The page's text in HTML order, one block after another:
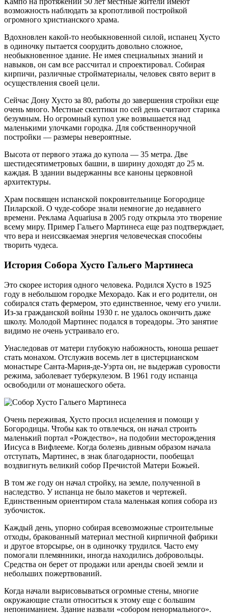
возможность наблюдать за кропотливой постройкой
огромного христианского храма.
Вдохновлен какой-то необыкновенной силой, испанец Хусто
в одиночку пытается соорудить довольно сложное,
необыкновенное здание. Не имея специальных знаний и
навыков, он сам все рассчитал и спроектировал. Собирая
кирпичи, различные стройматериалы, человек свято верит в
осуществления своей цели.
Сейчас Дону Хусто за 80, работы до завершения стройки еще
очень много. Местные скептики по сей день считают старика
безумным. Но огромный купол уже возвышается над
маленькими улочками городка. Для собственноручной
постройки — размеры невероятные.
Высота от первого этажа до купола — 35 метра. Две
шестидесятиметровых башни, в ширину доходят до 25 м.
каждая. В здании выдержанны все каноны церковной
архитектуры.
Храм посвящен испанской покровительнице Богородице
Пиларской. О чуде-соборе знали немногие до недавнего
времени. Реклама Aquariusа в 2005 году открыла это творение
всему миру. Пример Гальего Мартинеса еще раз подтверждает,
что вера и неиссякаемая энергия человеческая способны
творить чудеса.
История Собора Хусто Гальего Мартинеса
Это скорее история одного человека. Родился Хусто в 1925
году в небольшом городке Мехорадо. Как и его родители, он
собирался стать фермером, это единственное, чему его учили.
Из-за гражданской войны 1930 г. не удалось окончить даже
школу. Молодой Мартинес подался в тореадоры. Это занятие
видимо не очень устраивало его.
Унаследовав от матери глубокую набожность, юноша решает
стать монахом. Отслужив восемь лет в цистерцианском
монастыре Санта-Мария-де-Уэрта он, не выдержав суровости
режима, заболевает туберкулезом. В 1961 году испанца
освободили от монашеского обета.
Очень переживая, Хусто просил исцеления и помощи у
Богородицы. Чтобы как то отвлечься, он начал строить
маленький портал «Рождество», на подобии месторождения
Иисуса в Вифлееме. Когда болезнь дивным образом начала
отступать, Мартинес, в знак благодарности, пообещал
воздвигнуть великий собор Пречистой Матери Божьей.
В том же году он начал стройку, на земле, полученной в
наследство. У испанца не было макетов и чертежей.
Единственным ориентиром стала маленькая копия собора из
зубочисток.
Каждый день, упорно собирая всевозможные строительные
отходы, бракованный материал местной кирпичной фабрики
и другое вторсырье, он в одиночку трудился. Часто ему
помогали племянники, иногда находились добровольцы.
Средства он берет от продажи или аренды своей земли и
небольших пожертвований.
Когда начали вырисовываться огромные стены, многие
окружающие стали относиться к этому еще с большим
непониманием. Здание назвали «собором ненормального».